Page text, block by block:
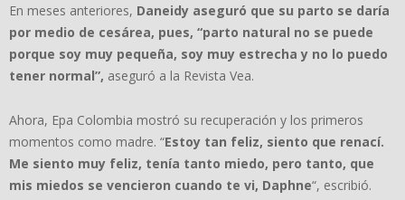
En meses anteriores, Daneidy aseguró que su parto se daría
por medio de cesárea, pues, “parto natural no se puede
porque soy muy pequeña, soy muy estrecha y no lo puedo
tener normal”, aseguró a la Revista Vea.
Ahora, Epa Colombia mostró su recuperación y los primeros
momentos como madre. “Estoy tan feliz, siento que renací.
Me siento muy feliz, tenía tanto miedo, pero tanto, que
mis miedos se vencieron cuando te vi, Daphne“, escribió.